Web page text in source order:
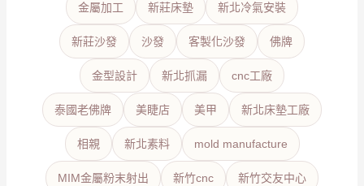
金屬加工 新莊床墊 新北冷氣安裝
新莊沙發 沙發 客製化沙發 佛牌
金型設計 新北抓漏 cnc工廠
泰國老佛牌 美睫店 美甲 新北床墊工廠
相親 新北素料 mold manufacture
MIM金屬粉末射出 新竹cnc 新竹交友中心